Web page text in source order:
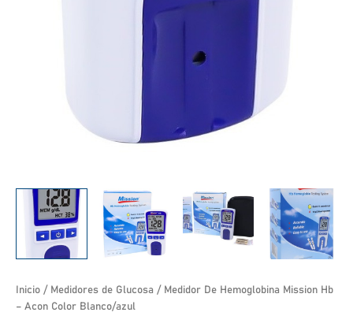
Inicio / Medidores de Glucosa / Medidor De Hemoglobina Mission Hb
– Acon Color Blanco/azul